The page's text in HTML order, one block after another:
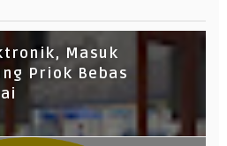
Masuk
Priok Bebas